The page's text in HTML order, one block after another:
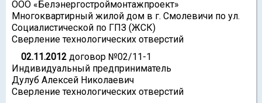
ООО «Белэнергостроймонтажпроект»
Многоквартирный жилой дом в г. Смолевичи по ул.
Социалистической по ГПЗ (ЖСК)
Сверление технологических отверстий
02.11.2012 договор №02/11-1
Индивидуальный предприниматель
Дулуб Алексей Николаевич
Сверление технологических отверстий